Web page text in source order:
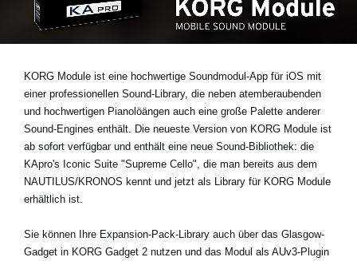
Gebiet / Land
Über KORG
KORG Module ist eine hochwertige Soundmodul-App für iOS mit
einer professionellen Sound-Library, die neben atemberaubenden
und hochwertigen Pianolöängen auch eine große Palette anderer
Sound-Engines enthält. Die neueste Version von KORG Module ist
ab sofort verfügbar und enthält eine neue Sound-Bibliothek: die
KApro's Iconic Suite "Supreme Cello", die man bereits aus dem
NAUTILUS/KRONOS kennt und jetzt als Library für KORG Module
erhältlich ist.
Sie können Ihre Expansion-Pack-Library auch über das Glasgow-
Gadget in KORG Gadget 2 nutzen und das Modul als AUv3-Plugin